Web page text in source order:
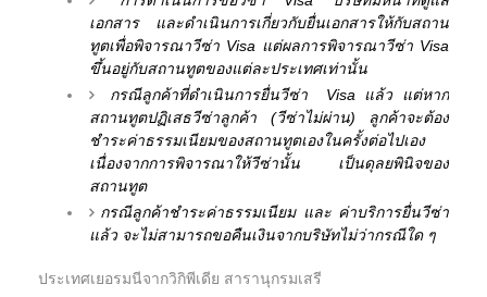
เอกสาร และดำเนินการเกี่ยวกับยื่นเอกสารให้กับสถาน
ทูตเพื่อพิจารณาวีซ่า Visa แต่ผลการพิจารณาวีซ่า Visa
ขึ้นอยู่กับสถานทูตของแต่ละประเทศเท่านั้น
กรณีลูกค้าที่ดำเนินการยื่นวีซ่า Visa แล้ว แต่หาก
สถานทูตปฏิเสธวีซ่าลูกค้า (วีซ่าไม่ผ่าน) ลูกค้าจะต้อง
ชำระค่าธรรมเนียมของสถานทูตเองในครั้งต่อไปเอง
เนื่องจากการพิจารณาให้วีซ่านั้น เป็นดุลยพินิจของ
สถานทูต
กรณีลูกค้าชำระค่าธรรมเนียม และ ค่าบริการยื่นวีซ่า
แล้ว จะไม่สามารถขอคืนเงินจากบริษัทไม่ว่ากรณีใด ๆ
ประเทศเยอรมนีจากวิกิพีเดีย สารานุกรมเสรี